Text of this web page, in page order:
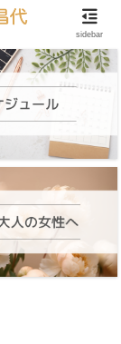
セリング
sidebar